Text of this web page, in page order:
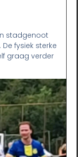
stadgenoot
fysiek sterke
graag verder